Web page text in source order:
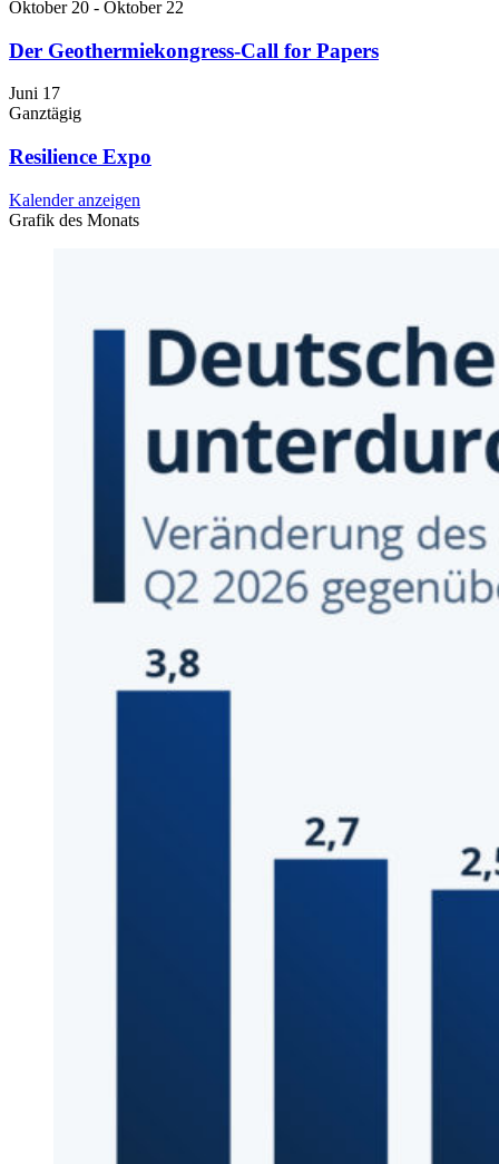
Oktober 20 - Oktober 22
Der Geothermiekongress-Call for Papers
Juni 17
Ganztägig
Resilience Expo
Kalender anzeigen
Grafik des Monats